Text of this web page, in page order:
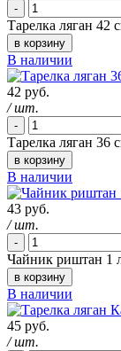
-
Тарелка ляган 42
в корзину
В наличии
42 руб.
/ шт.
-
Тарелка ляган 36
в корзину
В наличии
43 руб.
/ шт.
-
Чайник риштан 1
в корзину
В наличии
45 руб.
/ шт.